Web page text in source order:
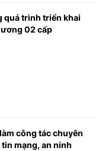
quá trình triển khai
02 cấp
công tác chuyên
mạng, an ninh